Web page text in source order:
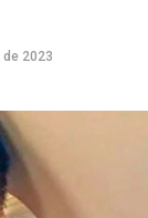
2023